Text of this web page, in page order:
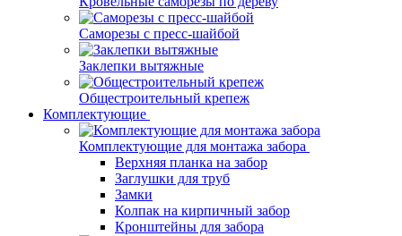
Саморезы с пресс-шайбой
Заклепки вытяжные
Общестроительный крепеж
Комплектующие
Комплектующие для монтажа забора
Верхняя планка на забор
Заглушки для труб
Замки
Колпак на кирпичный забор
Кронштейны для забора